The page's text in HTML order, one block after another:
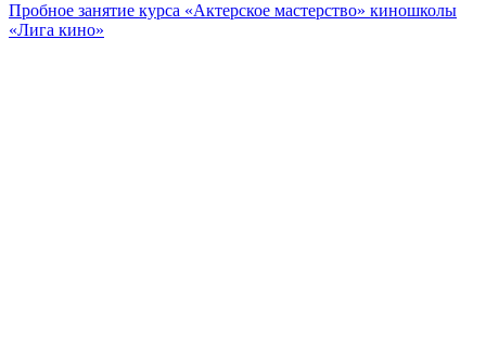
Пробное занятие курса «Актерское мастерство» киношколы
«Лига кино»